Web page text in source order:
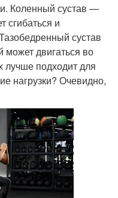
Коленный сустав —
сгибаться и
сустав
двигаться во
лучше подходит для
нагрузки? Очевидно,